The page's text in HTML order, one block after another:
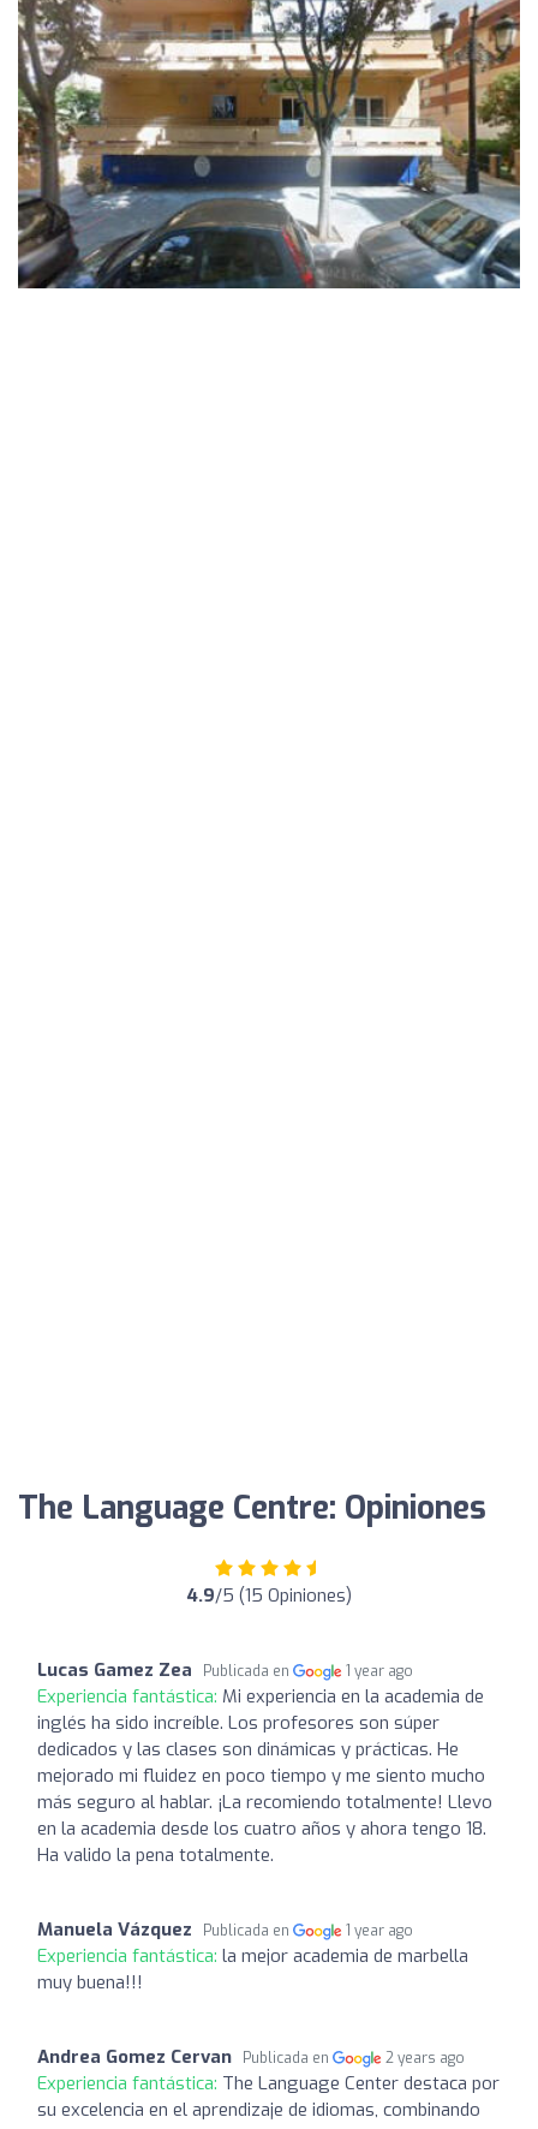
The Language Centre: Opiniones
4.9/5 (15 Opiniones)
Lucas Gamez Zea Publicada en 1 year ago
Experiencia fantástica: Mi experiencia en la academia de
inglés ha sido increíble. Los profesores son súper
dedicados y las clases son dinámicas y prácticas. He
mejorado mi fluidez en poco tiempo y me siento mucho
más seguro al hablar. ¡La recomiendo totalmente! Llevo
en la academia desde los cuatro años y ahora tengo 18.
Ha valido la pena totalmente.
Manuela Vázquez Publicada en 1 year ago
Experiencia fantástica: la mejor academia de marbella
muy buena!!!
Andrea Gomez Cervan Publicada en 2 years ago
Experiencia fantástica: The Language Center destaca por
su excelencia en el aprendizaje de idiomas, combinando